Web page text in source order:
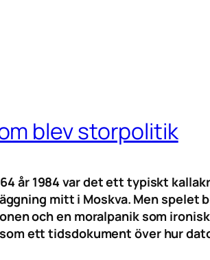
blev storpolitik
år 1984 var det ett typiskt
mitt i Moskva. Men spelet
och en moralpanik som
ett tidsdokument över hur